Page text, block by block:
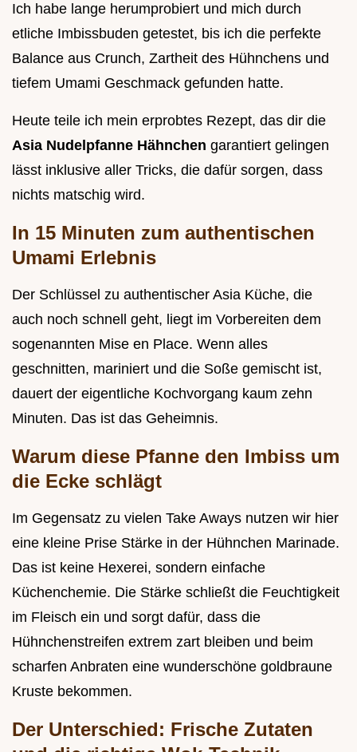
Ich habe lange herumprobiert und mich durch
etliche Imbissbuden getestet, bis ich die perfekte
Balance aus Crunch, Zartheit des Hühnchens und
tiefem Umami Geschmack gefunden hatte.
Heute teile ich mein erprobtes Rezept, das dir die
Asia Nudelpfanne Hähnchen garantiert gelingen
lässt inklusive aller Tricks, die dafür sorgen, dass
nichts matschig wird.
In 15 Minuten zum authentischen
Umami Erlebnis
Der Schlüssel zu authentischer Asia Küche, die
auch noch schnell geht, liegt im Vorbereiten dem
sogenannten Mise en Place. Wenn alles
geschnitten, mariniert und die Soße gemischt ist,
dauert der eigentliche Kochvorgang kaum zehn
Minuten. Das ist das Geheimnis.
Warum diese Pfanne den Imbiss um
die Ecke schlägt
Im Gegensatz zu vielen Take Aways nutzen wir hier
eine kleine Prise Stärke in der Hühnchen Marinade.
Das ist keine Hexerei, sondern einfache
Küchenchemie. Die Stärke schließt die Feuchtigkeit
im Fleisch ein und sorgt dafür, dass die
Hühnchenstreifen extrem zart bleiben und beim
scharfen Anbraten eine wunderschöne goldbraune
Kruste bekommen.
Der Unterschied: Frische Zutaten